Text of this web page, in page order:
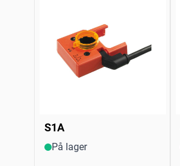
S1A
På lager